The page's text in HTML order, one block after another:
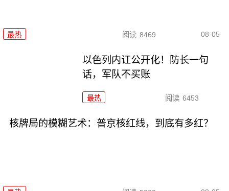
最热 阅读 8469 08-05
以色列内讧公开化！防长一句
话，军队不买账
最热 阅读 6453
核牌局的模糊艺术：普京核红线，到底有多红？